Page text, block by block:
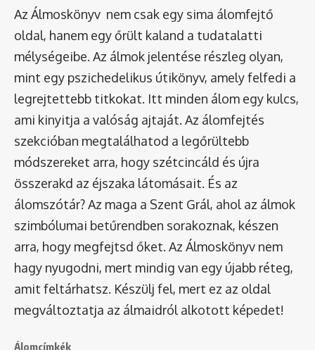
Az Álmoskönyv nem csak egy sima álomfejtő
oldal, hanem egy őrült kaland a tudatalatti
mélységeibe. Az álmok jelentése részleg olyan,
mint egy pszichedelikus útikönyv, amely felfedi a
legrejtettebb titkokat. Itt minden álom egy kulcs,
ami kinyitja a valóság ajtaját. Az álomfejtés
szekcióban megtalálhatod a legőrültebb
módszereket arra, hogy szétcincáld és újra
összerakd az éjszaka látomásait. És az
álomszótár? Az maga a Szent Grál, ahol az álmok
szimbólumai betűrendben sorakoznak, készen
arra, hogy megfejtsd őket. Az Álmoskönyv nem
hagy nyugodni, mert mindig van egy újabb réteg,
amit feltárhatsz. Készülj fel, mert ez az oldal
megváltoztatja az álmaidról alkotott képedet!
Álomcímkék